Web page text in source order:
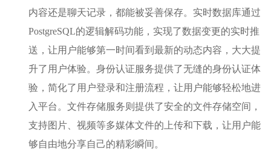
内容还是聊天记录，都能被妥善保存。实时数据库通过
PostgreSQL的逻辑解码功能，实现了数据变更的实时推
送，让用户能够第一时间看到最新的动态内容，大大提
升了用户体验。身份认证服务提供了无缝的身份认证体
验，简化了用户登录和注册流程，让用户能够轻松地进
入平台。文件存储服务则提供了安全的文件存储空间，
支持图片、视频等多媒体文件的上传和下载，让用户能
够自由地分享自己的精彩瞬间。